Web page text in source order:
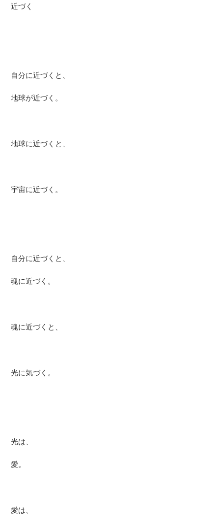
近づく
自分に近づくと、
地球が近づく。
地球に近づくと、
宇宙に近づく。
自分に近づくと、
魂に近づく。
魂に近づくと、
光に気づく。
光は、
愛。
愛は、